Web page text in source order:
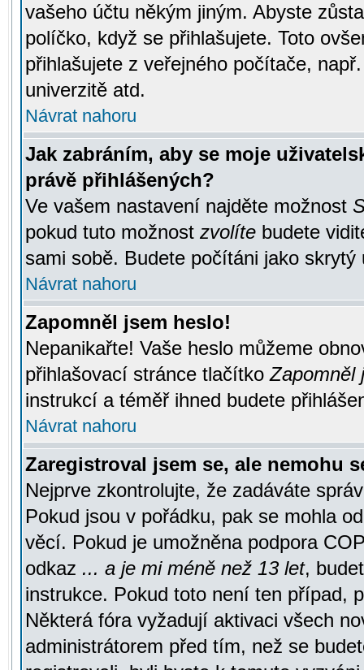
vašeho účtu někým jiným. Abyste
políčko, když se přihlašujete. Toto
přihlašujete z veřejného počítače,
univerzitě atd.
Návrat nahoru
Jak zabráním, aby se moje
právě přihlášených?
Ve vašem nastavení najděte možnost
pokud tuto možnost zvolíte budete
sami sobě. Budete počítáni jako skrytý
Návrat nahoru
Zapomněl jsem heslo!
Nepanikařte! Vaše heslo můžeme
přihlašovací stránce tlačítkoZapomněl
instrukcí a téměř ihned budete
Návrat nahoru
Zaregistroval jsem se, ale nemohu
Nejprve zkontrolujte, že zadáváte
Pokud jsou v pořádku, pak se mohla
věcí. Pokud je umožněna podpora
odkaz ... a je mi méně než 13 let,
instrukce. Pokud toto není ten případ,
Některá fóra vyžadují aktivaci všech
administrátorem před tím, než se